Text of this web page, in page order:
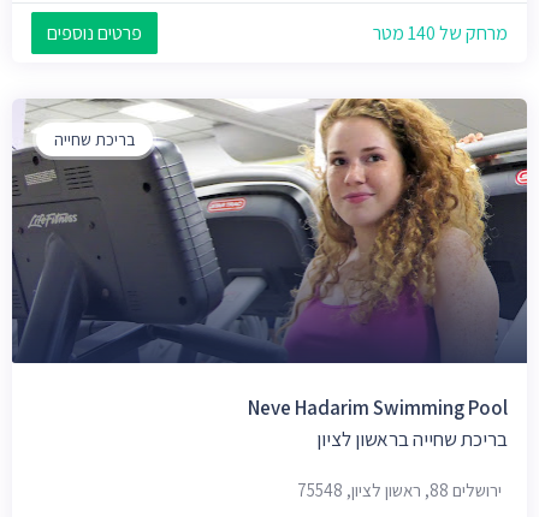
מרחק של 140 מטר פרטים נוספים
בריכת שחייה
Neve Hadarim Swimming Pool
בריכת שחייה בראשון לציון
ירושלים 88, ראשון לציון, 75548